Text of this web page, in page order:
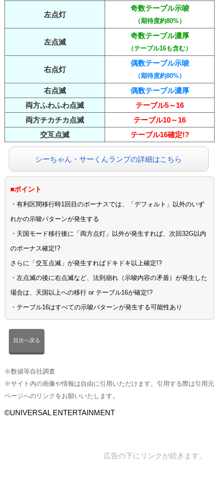
左点灯
奇数テーブル示唆
（期待度約80%）
左点滅
奇数テーブル濃厚
（テーブル16も含む）
右点灯
偶数テーブル示唆
（期待度約80%）
右点滅
偶数テーブル濃厚
両方ふわふわ点滅
テーブル5～16
両方チカチカ点滅
テーブル10～16
交互点滅
テーブル16確定!?
シーちゃん・サーくんランプの詳細はこちら
■ポイント
・有利区間移行時1回目のボーナスでは、「デフォルト」以外のいず
れかの示唆パターンが発生する
・天国モード移行後に「両方点灯」以外が発生すれば、次回32G以内
のボーナス確定!?
さらに「交互点滅」が発生すればドキドキ以上確定!?
・左点滅の後に右点滅など、法則崩れ（示唆内容の矛盾）が発生した
場合は、天国以上への移行 or テーブル16が確定!?
・テーブル16はすべての示唆パターンが発生する可能性あり
目次へ戻る
※数値等自社調査
※サイト内の画像や情報は自由に引用いただけます。引用する際は引用元
ページへのリンクをお願いいたします。
©UNIVERSAL ENTERTAINMENT
広告の下にリンクが続きます。